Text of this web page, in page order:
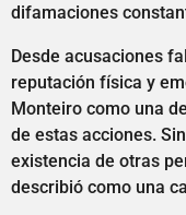
difamaciones
Desde acusaciones
reputación física y
Monteiro como una
de estas acciones.
existencia de otras
describió como una